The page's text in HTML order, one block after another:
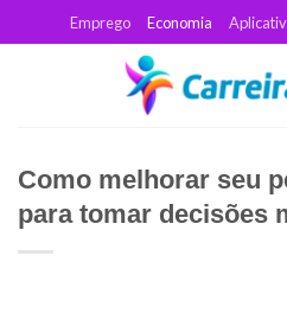
to
Emprego Economia
Como melhorar seu
para tomar decisões